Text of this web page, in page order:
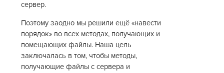
сервер.
Поэтому заодно мы решили ещё «навести
порядок» во всех методах, получающих и
помещающих файлы. Наша цель
заключалась в том, чтобы методы,
получающие файлы с сервера и